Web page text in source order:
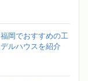
岡でおすすめの工
ルハウスを紹介